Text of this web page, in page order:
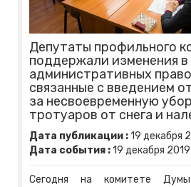
Депутаты профильного
поддержали изменения в
административных
связанные с введением
за несвоевременную
тротуаров от снега и
Дата публикации :19 декабря
Дата события :19 декабря 2019
Сегодня на комитете